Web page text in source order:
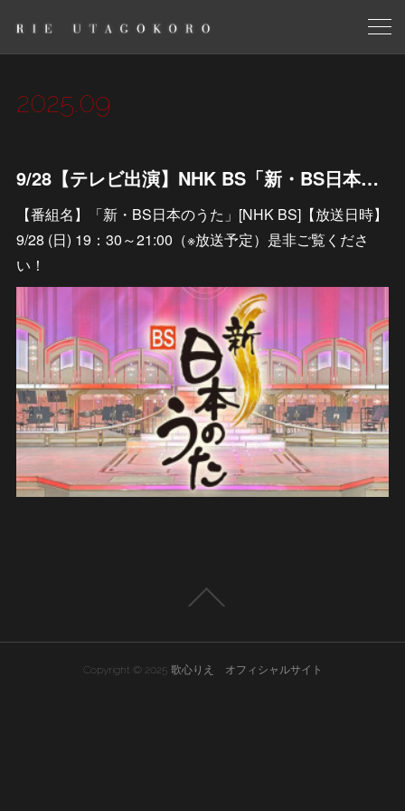
2025.09
9/28【テレビ出演】NHK BS「新・BS日本のうた」
【番組名】「新・BS日本のうた」[NHK BS]【放送日時】
9/28 (日) 19：30～21:00（※放送予定）是非ご覧くださ
い！
Copyright © 2025 歌心りえ オフィシャルサイト